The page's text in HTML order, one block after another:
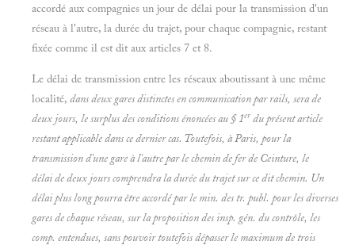
accordé aux compagnies un jour de délai pour la transmission d'un
réseau à l'autre, la durée du trajet, pour chaque compagnie, restant
fixée comme il est dit aux articles 7 et 8.
Le délai de transmission entre les réseaux aboutissant à une même
localité, dans deux gares distinctes en communication par rails, sera de
deux jours, le surplus des conditions énoncées au § 1er du présent article
restant applicable dans ce dernier cas. Toutefois, à Paris, pour la
transmission d'une gare à l'autre par lechemin de fer de Ceinture, le
délai de deux jours comprendra la durée du trajet sur ce dit chemin. Un
délai plus long pourra être accordé par le min. des tr. publ. pour les diverses
gares de chaque réseau, sur la proposition des insp. gén. du contrôle, les
comp. entendues, sans pouvoir toutefois dépasser le maximum de trois